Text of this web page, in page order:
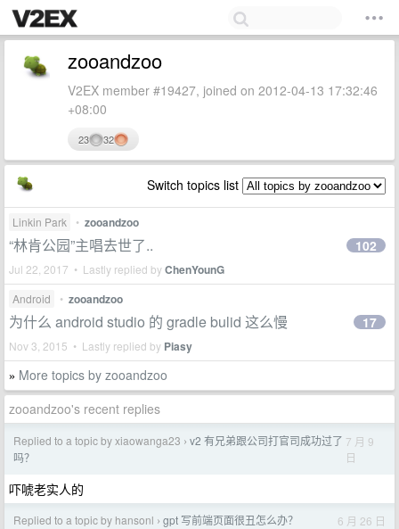
zooandzoo
V2EX member #19427, joined on 2012-04-13 17:32:46
+08:00
23 32
Switch topics list
Linkin Park • zooandzoo
“林肯公园”主唱去世了..
Jul 22, 2017 • Lastly replied byChenYounG
102
Android • zooandzoo
为什么 android studio 的 gradle bulid 这么慢
Nov 3, 2015 • Lastly replied by Piasy
17
» More topics by zooandzoo
zooandzoo's recent replies
Replied to a topic by xiaowanga23 › v2 有兄弟跟公司打官司成功过了
吗？
7 月 9
日
吓唬老实人的
Replied to a topic by hansonl › gpt 写前端页面很丑怎么办？ 6 月 26 日